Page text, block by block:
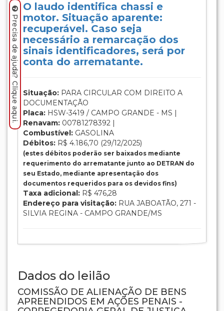
O laudo identifica chassi e
motor. Situação aparente:
recuperável. Caso seja
necessário a remarcação dos
sinais identificadores, será por
conta do arrematante.
Situação: PARA CIRCULAR COM DIREITO A
DOCUMENTAÇÃO
Placa: HSW-3419 / CAMPO GRANDE - MS |
Renavam: 00781278392 |
Combustível: GASOLINA
Débitos: R$ 4.186,70 (29/12/2025)
(estes débitos poderão ser baixados mediante
requerimento do arrematante junto ao DETRAN do
seu Estado, mediante apresentação dos
documentos requeridos para os devidos fins)
Taxa adicional: R$ 476,28
Endereço para visitação: RUA JABOATÃO, 271 -
SILVIA REGINA - CAMPO GRANDE/MS
Dados do leilão
COMISSÃO DE ALIENAÇÃO DE BENS
APREENDIDOS EM AÇÕES PENAIS -
Precisa de ajuda? Clique aqui.